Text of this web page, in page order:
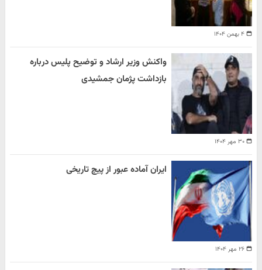
۴ بهمن ۱۴۰۴
۳۰ مهر ۱۴۰۴
واکنش وزیر ارشاد و توضیح پلیس درباره
بازداشت پژمان جمشیدی
۲۶ مهر ۱۴۰۴
ایران آماده عبور از پیچ تاریخی